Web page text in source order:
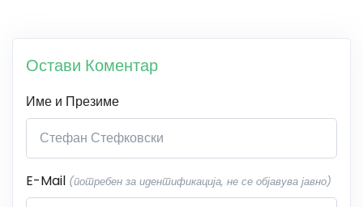
Остави Коментар
Име и Презиме
E-Mail (потребен за идентификација, не се објавува јавно)